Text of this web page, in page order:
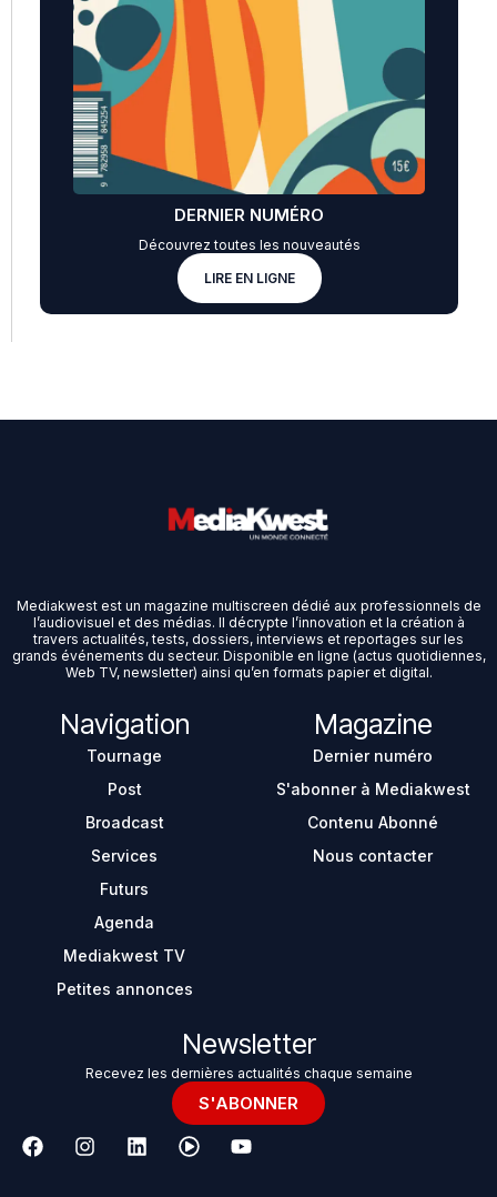
DERNIER NUMÉRO
Découvrez toutes les nouveautés
LIRE EN LIGNE
Mediakwest est un magazine multiscreen dédié aux professionnels de
l’audiovisuel et des médias. Il décrypte l’innovation et la création à
travers actualités, tests, dossiers, interviews et reportages sur les
grands événements du secteur. Disponible en ligne (actus quotidiennes,
Web TV, newsletter) ainsi qu’en formats papier et digital.
Navigation
Tournage
Post
Broadcast
Services
Futurs
Agenda
Mediakwest TV
Petites annonces
Magazine
Dernier numéro
S'abonner à Mediakwest
Contenu Abonné
Nous contacter
Newsletter
Recevez les dernières actualités chaque semaine
S'ABONNER